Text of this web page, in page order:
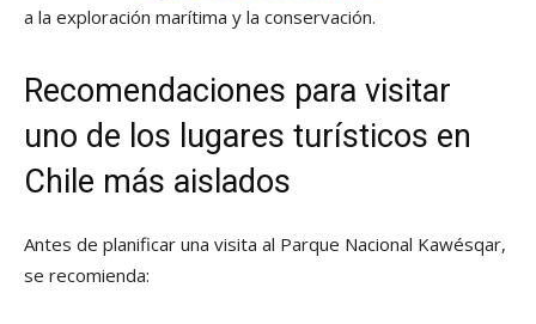
a la exploración marítima y la conservación.
Recomendaciones para visitar
uno de los lugares turísticos en
Chile más aislados
Antes de planificar una visita al Parque Nacional Kawésqar,
se recomienda: